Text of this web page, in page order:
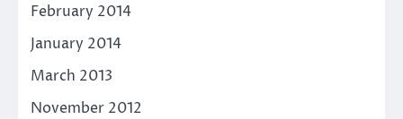
February 2014
January 2014
March 2013
November 2012